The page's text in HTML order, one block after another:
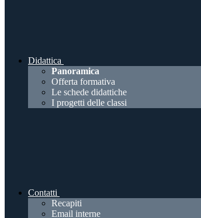
Didattica
Panoramica
Offerta formativa
Le schede didattiche
I progetti delle classi
Contatti
Recapiti
Email interne